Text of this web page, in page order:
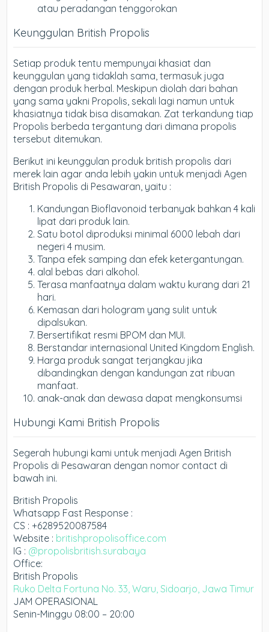
atau peradangan tenggorokan
Keunggulan British Propolis
Setiap produk tentu mempunyai khasiat dan
keunggulan yang tidaklah sama, termasuk juga
dengan produk herbal. Meskipun diolah dari bahan
yang sama yakni Propolis, sekali lagi namun untuk
khasiatnya tidak bisa disamakan. Zat terkandung tiap
Propolis berbeda tergantung dari dimana propolis
tersebut ditemukan.
Berikut ini keunggulan produk british propolis dari
merek lain agar anda lebih yakin untuk menjadi Agen
British Propolis di Pesawaran, yaitu :
Kandungan Bioflavonoid terbanyak bahkan 4 kali
lipat dari produk lain.
Satu botol diproduksi minimal 6000 lebah dari
negeri 4 musim.
Tanpa efek samping dan efek ketergantungan.
alal bebas dari alkohol.
Terasa manfaatnya dalam waktu kurang dari 21
hari.
Kemasan dari hologram yang sulit untuk
dipalsukan.
Bersertifikat resmi BPOM dan MUI.
Berstandar internasional United Kingdom English.
Harga produk sangat terjangkau jika
dibandingkan dengan kandungan zat ribuan
manfaat.
anak-anak dan dewasa dapat mengkonsumsi
Hubungi Kami British Propolis
Segerah hubungi kami untuk menjadi Agen British
Propolis di Pesawaran dengan nomor contact di
bawah ini.
British Propolis
Whatsapp Fast Response :
CS : +6289520087584
Website : britishpropolisoffice.com
IG : @propolisbritish.surabaya
Office:
British Propolis
Ruko Delta Fortuna No. 33, Waru, Sidoarjo, Jawa Timur
JAM OPERASIONAL
Senin-Minggu 08:00 – 20:00